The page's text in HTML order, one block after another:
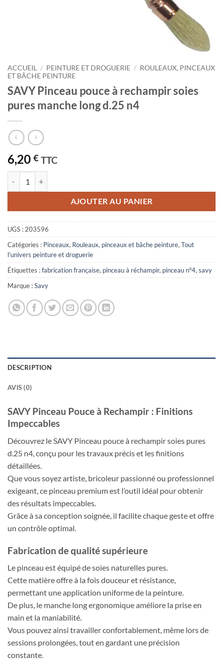
ACCUEIL / PEINTURE ET DROGUERIE / ROULEAUX, PINCEAUX
ET BÂCHE PEINTURE
SAVY Pinceau pouce à rechampir soies
pures manche long d.25 n4
6,20 € TTC
AJOUTER AU PANIER
UGS :203596
Catégories : Pinceaux, Rouleaux, pinceaux et bâche peinture,Tout
l’univers peinture et droguerie
Étiquettes :fabrication française, pinceau à réchampir, pinceau n°4,savy
Marque :Savy
DESCRIPTION
AVIS (0)
SAVY Pinceau Pouce à Rechampir : Finitions
Impeccables
Découvrez le SAVY Pinceau pouce à rechampir soies pures
d.25 n4, conçu pour les travaux précis et les finitions
détaillées.
Que vous soyez artiste, bricoleur passionné ou professionnel
exigeant, ce pinceau premium est l’outil idéal pour obtenir
des résultats impeccables.
Grâce à sa conception soignée, il facilite chaque geste et offre
un contrôle optimal.
Fabrication de qualité supérieure
Le pinceau est équipé de soies naturelles pures.
Cette matière offre à la fois douceur et résistance,
permettant une application uniforme de la peinture.
De plus, le manche long ergonomique améliore la prise en
main et la maniabilité.
Vous pouvez ainsi travailler confortablement, même lors de
sessions prolongées, tout en gardant une précision
constante.